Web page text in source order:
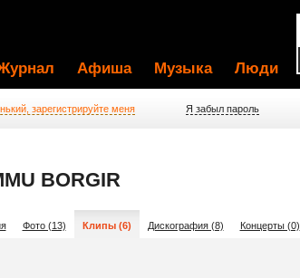
Афиша Музыка Люди
зарегистрируйте меня Я забыл пароль
BORGIR
Фото (13) Клипы (6) Дискография (8) Концерты (0)